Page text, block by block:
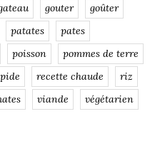
gouter
goûter
patates
pates
poisson
pommes de terre
recette chaude
riz
viande
végétarien